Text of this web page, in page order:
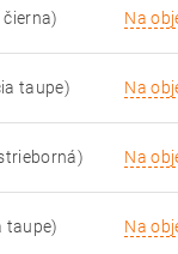
Na
taupe) Na
Na
taupe) Na